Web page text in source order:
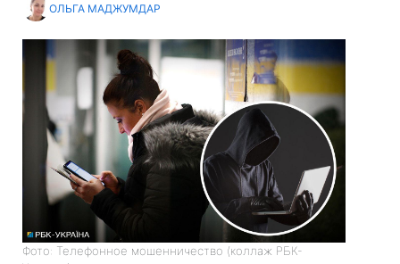
ОЛЬГА МАДЖУМДАР
Фото: Телефонное мошенничество (коллаж РБК-